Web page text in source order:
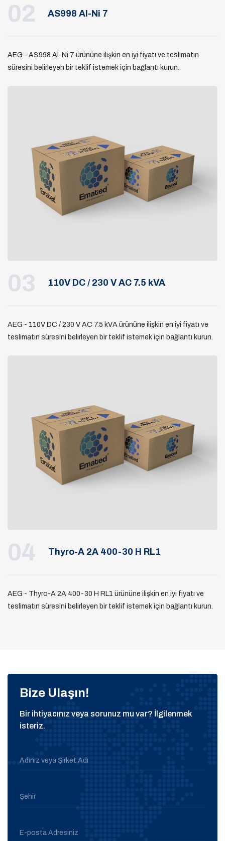
02 AS998 Al-Ni 7
AEG - AS998 Al-Ni 7 ürününe ilişkin en iyi fiyatı ve teslimatın
süresini belirleyen bir teklif istemek için bağlantı kurun.
03 110V DC / 230 V AC 7.5 kVA
AEG - 110V DC / 230 V AC 7.5 kVA ürününe ilişkin en iyi fiyatı ve
teslimatın süresini belirleyen bir teklif istemek için bağlantı kurun.
04 Thyro-A 2A 400-30 H RL1
AEG - Thyro-A 2A 400-30 H RL1 ürününe ilişkin en iyi fiyatı ve
teslimatın süresini belirleyen bir teklif istemek için bağlantı kurun.
Bize Ulaşın!
Bir ihtiyacınız veya sorunuz mu var? İlgilenmek
isteriz.
Adınız veya Şirket Adı
Şehir
E-posta Adresiniz